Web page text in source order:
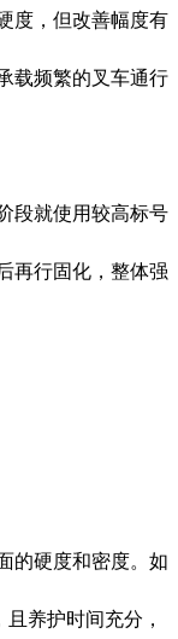
度，但改善幅度有
载频繁的叉车通行
段就使用较高标号
再行固化，整体强
的硬度和密度。如
养护时间充分，